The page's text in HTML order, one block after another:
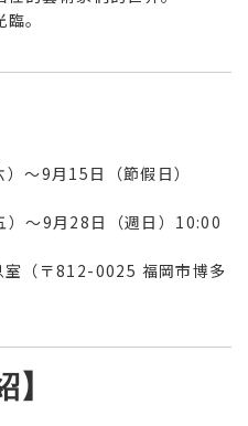
。
～9月15日（節假日）
～9月28日（週日）10:00
（〒812-0025 福岡市博多
】